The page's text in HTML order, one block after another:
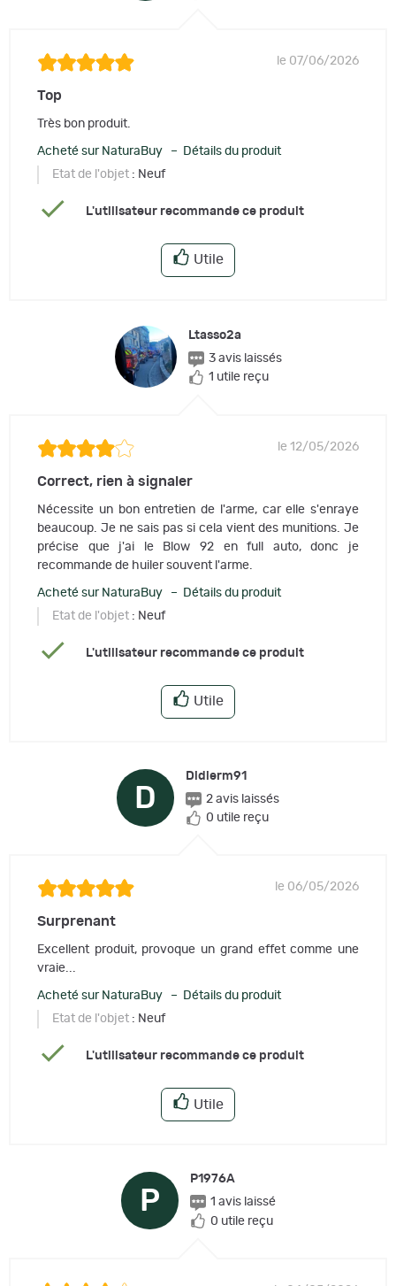
le 07/06/2026
Top
Très bon produit.
Acheté sur NaturaBuy – Détails du produit
Etat de l'objet : Neuf
L'utilisateur recommande ce produit
Utile
Ltasso2a
3 avis laissés
1 utile reçu
le 12/05/2026
Correct, rien à signaler
Nécessite un bon entretien de l'arme, car elle s'enraye
beaucoup. Je ne sais pas si cela vient des munitions. Je
précise que j'ai le Blow 92 en full auto, donc je
recommande de huiler souvent l'arme.
Acheté sur NaturaBuy – Détails du produit
Etat de l'objet : Neuf
L'utilisateur recommande ce produit
Utile
D
Didierm91
2 avis laissés
0 utile reçu
le 06/05/2026
Surprenant
Excellent produit, provoque un grand effet comme une
vraie...
Acheté sur NaturaBuy – Détails du produit
Etat de l'objet : Neuf
L'utilisateur recommande ce produit
Utile
P
P1976A
1 avis laissé
0 utile reçu